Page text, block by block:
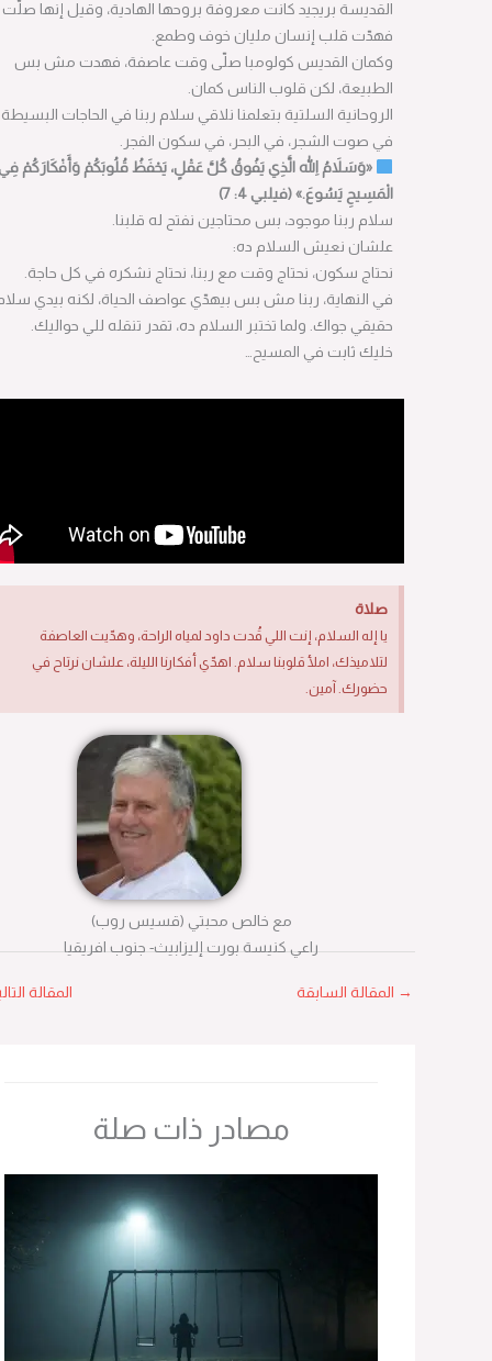
القديسة بريجيد كانت معروفة بروحها الهادية، وقيل إنها صلّت
فهدّت قلب إنسان مليان خوف وطمع.
وكمان القديس كولومبا صلّى وقت عاصفة، فهدت مش بس
الطبيعة، لكن قلوب الناس كمان.
الروحانية السلتية بتعلمنا نلاقي سلام ربنا في الحاجات البسيطة:
في صوت الشجر، في البحر، في سكون الفجر.
«وَسَلاَمُ اللهِ الَّذِي يَفُوقُ كُلَّ عَقْلٍ، يَحْفَظُ قُلُوبَكُمْ وَأَفْكَارَكُمْ فِي
الْمَسِيحِ يَسُوعَ.» (فيلبي 4: 7)
سلام ربنا موجود، بس محتاجين نفتح له قلبنا.
علشان نعيش السلام ده:
نحتاج سكون، نحتاج وقت مع ربنا، نحتاج نشكره في كل حاجة.
في النهاية، ربنا مش بس بيهدّي عواصف الحياة، لكنه بيدي سلام
حقيقي جواك. ولما تختبر السلام ده، تقدر تنقله للي حواليك.
خليك ثابت في المسيح…
يا إله السلام، إنت اللي قُدت داود لمياه الراحة، وهدّيت العاصفة
لتلاميذك، املأ قلوبنا سلام. اهدّي أفكارنا الليلة، علشان نرتاح في
حضورك. آمين.
مع خالص محبتي (قسيس روب)
راعي كنيسة بورت إليزابيث- جنوب افريقيا
المقالة السابقة المقالة التالية ←
مصادر ذات صلة